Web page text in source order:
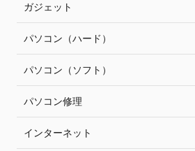
ガジェット
パソコン（ハード）
パソコン（ソフト）
パソコン修理
インターネット